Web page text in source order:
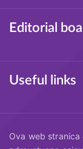
Editorial
Useful links
Ova web